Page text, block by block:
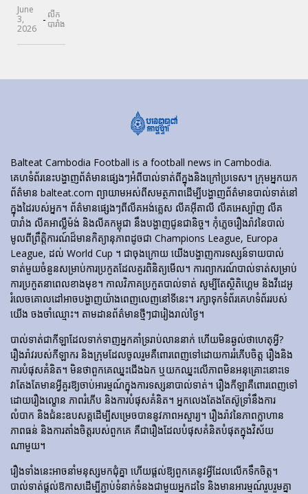
June
3,
2026
- លីក
បារាំង
Balteat Cambodia Football is a football news in Cambodia.
គេហទំព័រ​នេះ​បង្ហាញ​ព័ត៌មាន​ផ្សេងៗ​អំពី​បាល់ទាត់​ពី​ក្នុង​និង​ក្រៅ​ប្រទេស។ ក្រុមអ្នកយក
ព័ត៌មាន balteat.com ព្យាយាមអស់ពីសមត្ថភាពដើម្បីបង្ហាញព័ត៌មានបាល់ទាត់នៅ
ក្នុងដៃរបស់អ្នក។ ព័ត៌មានផ្សេងៗពីលីគអង់គ្លេស លីគអ៊ីតាលី លីគអេស្ប៉ាញ លីគ
បារាំង លីគអាល្លឺម៉ង់ និងលីគកម្ពុជា នឹងបង្ហាញជូនជានិច្ច។ កុំភ្លេចរឿងរ៉ាវនៃបាល់
មូលពីព្រឹត្តិការណ៍ដ៏មានកិត្យានុភាពដូចជា Champions League, Europa
League, ដល់ World Cup ។ ជាចុងក្រោយ យើងបង្ហាញការទស្សន៍ទាយបាល់
ទាត់មួយចំនួនសម្រាប់ការប្រកួតដែលគួរពិនិត្យមើល។ ការព្យាករណ៍បាល់ទាត់សម្រាប់
ការប្រកួតនាពេលខាងមុខ។ កាលវិភាគប្រកួតបាល់ទាត់ សូម្បីតែស្ថិតិហ្គេម និងវីដេអូ
រំលេចគោលដៅអាចបង្ហាញយ៉ាងពេញលេញនៅទីនេះ។ រក្សាទុកទំព័រគេហទំព័ររបស់
យើង ចងចាំឈ្មោះ។ តាមដានព័ត៌មានថ្មីៗជារៀងរាល់ថ្ងៃ។
បាល់ទាត់​ជា​កីឡា​ដែល​ទាក់​ទាញ​អ្នក​គាំទ្រ​រាប់​លាន​នាក់ ហើយ​មិន​ឆ្ងល់​ថា​ហេតុអ្វី?
រឿងរ៉ាវ​របស់​កីឡាករ និង​ក្រុម​ដែល​ចូលរួម​គឺ​ពោរពេញ​ទៅ​ដោយ​ការ​រំភើប​ចិត្ត រឿង​និង​
ការ​បំផុស​គំនិត។ មិនថាពួកគេឈ្នះជើងឯក ឬយកឈ្នះលើភាពមិនអនុគ្រោះនោះទេ
វាតែងតែមានអ្វីគួរឱ្យចាប់អារម្មណ៍ក្នុងការទស្សនាបាល់ទាត់។ រឿង​កីឡា​គឺ​ពោរពេញ​ទៅ​
ដោយ​រឿង​ល្ខោន ភាព​រំភើប និង​ការ​បំផុស​គំនិត។ អ្នកលេងតែងតែស៊ូទ្រាំនឹងការ
លំបាក និងជំនះឧបសគ្គដើម្បីសម្រេចបាននូវភាពអស្ចារ្យ។ រឿងរ៉ាវនៃភាពក្លាហាន
ភាពធន់ និងការតាំងចិត្តរបស់ពួកគេ គឺជារឿងដែលបំផុសគំនិតបំផុតក្នុងវិស័យ
ណាមួយ។
រឿងទាំងនេះអាចនាំមនុស្សមកជុំគ្នា ហើយផ្តល់ឱ្យពួកគេនូវអ្វីដែលលើកទឹកចិត្ត។
បាល់ទាត់ផ្តល់ឱកាសដើម្បីភ្ជាប់ទំនាក់ទំនងជាមួយអ្នកដទៃ និងមានអារម្មណ៍រួបរួមគ្នា